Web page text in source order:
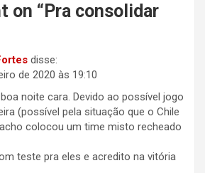
on “ Pra consolidar
disse:
de 2020 às 19:10
noite cara. Devido ao possível jogo
(possível pela situação que o Chile
colocou um time misto recheado
teste pra eles e acredito na vitória